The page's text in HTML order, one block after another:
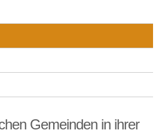
Gemeinden in ihrer